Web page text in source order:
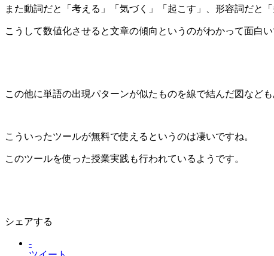
また動詞だと「考える」「気づく」「起こす」、形容詞だと
こうして数値化させると文章の傾向というのがわかって面白い
この他に単語の出現パターンが似たものを線で結んだ図なども
こういったツールが無料で使えるというのは凄いですね。
このツールを使った授業実践も行われているようです。
シェアする
-